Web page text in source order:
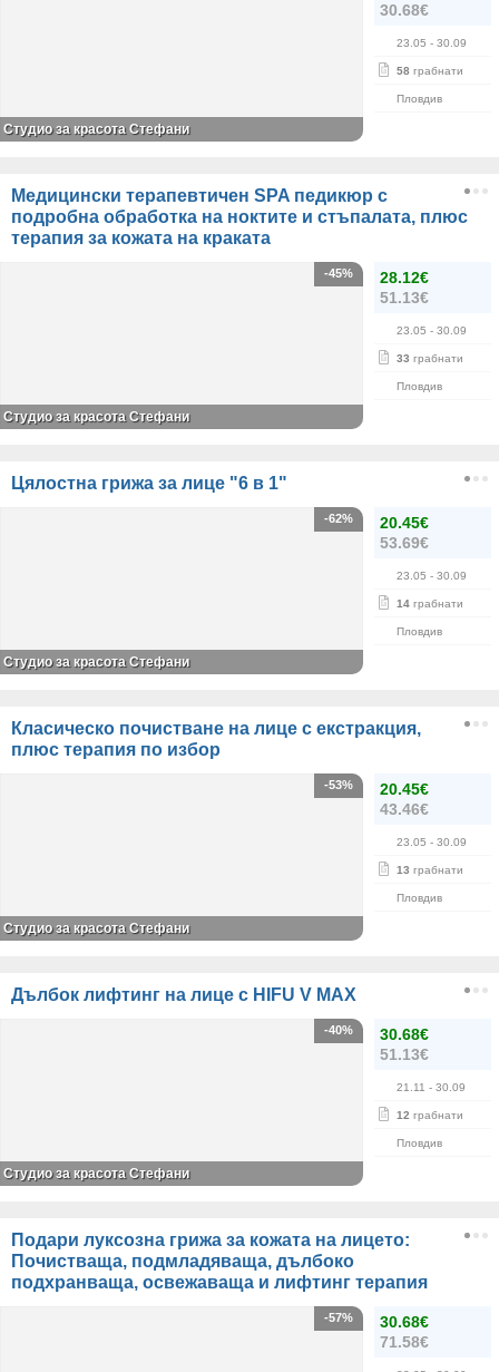
30.68€
23.05 - 30.09
58 грабнати
Пловдив
Студио за красота Стефани
Медицински терапевтичен SPA педикюр с
подробна обработка на ноктите и стъпалата, плюс
терапия за кожата на краката
28.12€
51.13€
23.05 - 30.09
33 грабнати
Пловдив
-45%
Студио за красота Стефани
Цялостна грижа за лице "6 в 1"
20.45€
53.69€
23.05 - 30.09
14 грабнати
Пловдив
-62%
Студио за красота Стефани
Класическо почистване на лице с екстракция,
плюс терапия по избор
20.45€
43.46€
23.05 - 30.09
13 грабнати
Пловдив
-53%
Студио за красота Стефани
Дълбок лифтинг на лице с HIFU V MAX
30.68€
51.13€
21.11 - 30.09
12 грабнати
Пловдив
-40%
Студио за красота Стефани
Подари луксозна грижа за кожата на лицето:
Почистваща, подмладяваща, дълбоко
подхранваща, освежаваща и лифтинг терапия
30.68€
71.58€
-57%